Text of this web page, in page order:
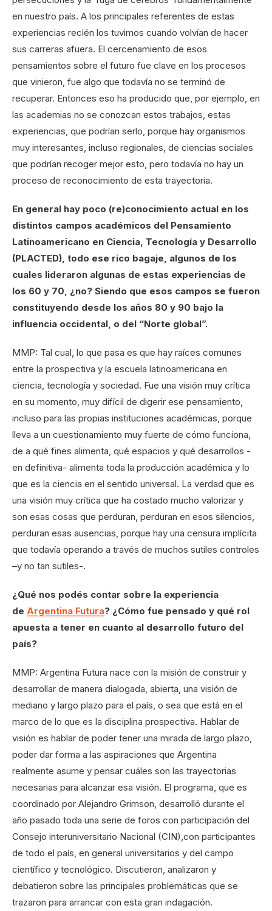
en nuestro país. A los principales referentes de estas
experiencias recién los tuvimos cuando volvían de hacer
sus carreras afuera. El cercenamiento de esos
pensamientos sobre el futuro fue clave en los procesos
que vinieron, fue algo que todavía no se terminó de
recuperar. Entonces eso ha producido que, por ejemplo, en
las academias no se conozcan estos trabajos, estas
experiencias, que podrían serlo, porque hay organismos
muy interesantes, incluso regionales, de ciencias sociales
que podrían recoger mejor esto, pero todavía no hay un
proceso de reconocimiento de esta trayectoria.
En general hay poco (re)conocimiento actual en los
distintos campos académicos del Pensamiento
Latinoamericano en Ciencia, Tecnología y Desarrollo
(PLACTED), todo ese rico bagaje, algunos de los
cuales lideraron algunas de estas experiencias de
los 60 y 70, ¿no? Siendo que esos campos se fueron
constituyendo desde los años 80 y 90 bajo la
influencia occidental, o del “Norte global”.
MMP: Tal cual, lo que pasa es que hay raíces comunes
entre la prospectiva y la escuela latinoamericana en
ciencia, tecnología y sociedad. Fue una visión muy crítica
en su momento, muy difícil de digerir ese pensamiento,
incluso para las propias instituciones académicas, porque
lleva a un cuestionamiento muy fuerte de cómo funciona,
de a qué fines alimenta, qué espacios y qué desarrollos -
en definitiva- alimenta toda la producción académica y lo
que es la ciencia en el sentido universal. La verdad que es
una visión muy crítica que ha costado mucho valorizar y
son esas cosas que perduran, perduran en esos silencios,
perduran esas ausencias, porque hay una censura implícita
que todavía operando a través de muchos sutiles controles
–y no tan sutiles-.
¿Qué nos podés contar sobre la experiencia
de Argentina Futura? ¿Cómo fue pensado y qué rol
apuesta a tener en cuanto al desarrollo futuro del
país?
MMP: Argentina Futura nace con la misión de construir y
desarrollar de manera dialogada, abierta, una visión de
mediano y largo plazo para el país, o sea que está en el
marco de lo que es la disciplina prospectiva. Hablar de
visión es hablar de poder tener una mirada de largo plazo,
poder dar forma a las aspiraciones que Argentina
realmente asume y pensar cuáles son las trayectorias
necesarias para alcanzar esa visión. El programa, que es
coordinado por Alejandro Grimson, desarrolló durante el
año pasado toda una serie de foros con participación del
Consejo interuniversitario Nacional (CIN),con participantes
de todo el país, en general universitarios y del campo
científico y tecnológico. Discutieron, analizaron y
debatieron sobre las principales problemáticas que se
trazaron para arrancar con esta gran indagación.